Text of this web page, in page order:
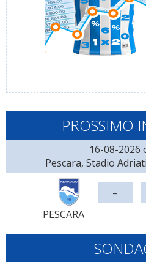
PROSSIMO
16-08-2026
Pescara, Stadio
PESCARA
-